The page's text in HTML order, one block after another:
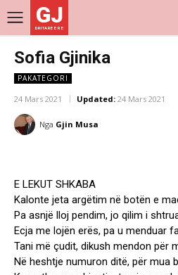
GJ
DRITARE E RE
Sofia Gjinika
PAKATEGORI
24 Mars 2021 Updated: 24 Mars 2021
Nga Gjin Musa
E LEKUT SHKABA
Kalonte jeta argëtim në botën e
Pa asnjë lloj pendim, jo qilim i
Ecja me lojën erës, pa u menduar
Tani më çudit, dikush mendon për
Në heshtje numuron ditë, për mua